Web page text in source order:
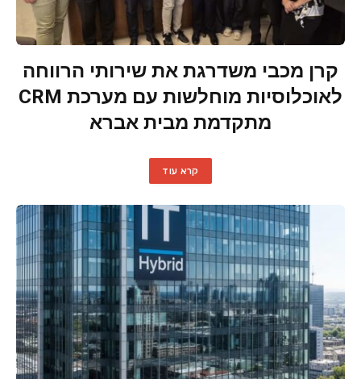
קרן מכבי משדרגת את שירותי הרווחה
לאוכלוסיות מוחלשות עם מערכת CRM
מתקדמת מבית אברא
קרא עוד